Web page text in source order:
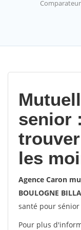
senior
les
Agence Caron
BOULOGNE
santé pour sénior
Pour plus